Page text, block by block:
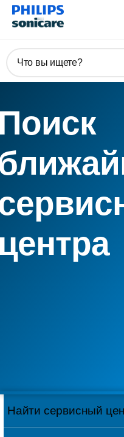
Что вы ищете?
Найти сервисный